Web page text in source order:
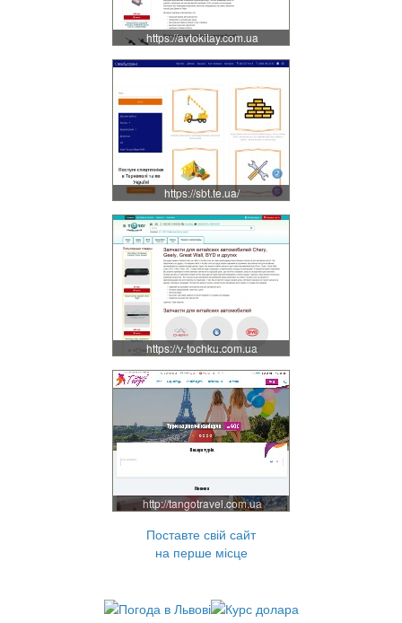
https://avtokitay.com.ua
https://sbt.te.ua/
https://v-tochku.com.ua
http://tangotravel.com.ua
Поставте свій сайт
на перше місце